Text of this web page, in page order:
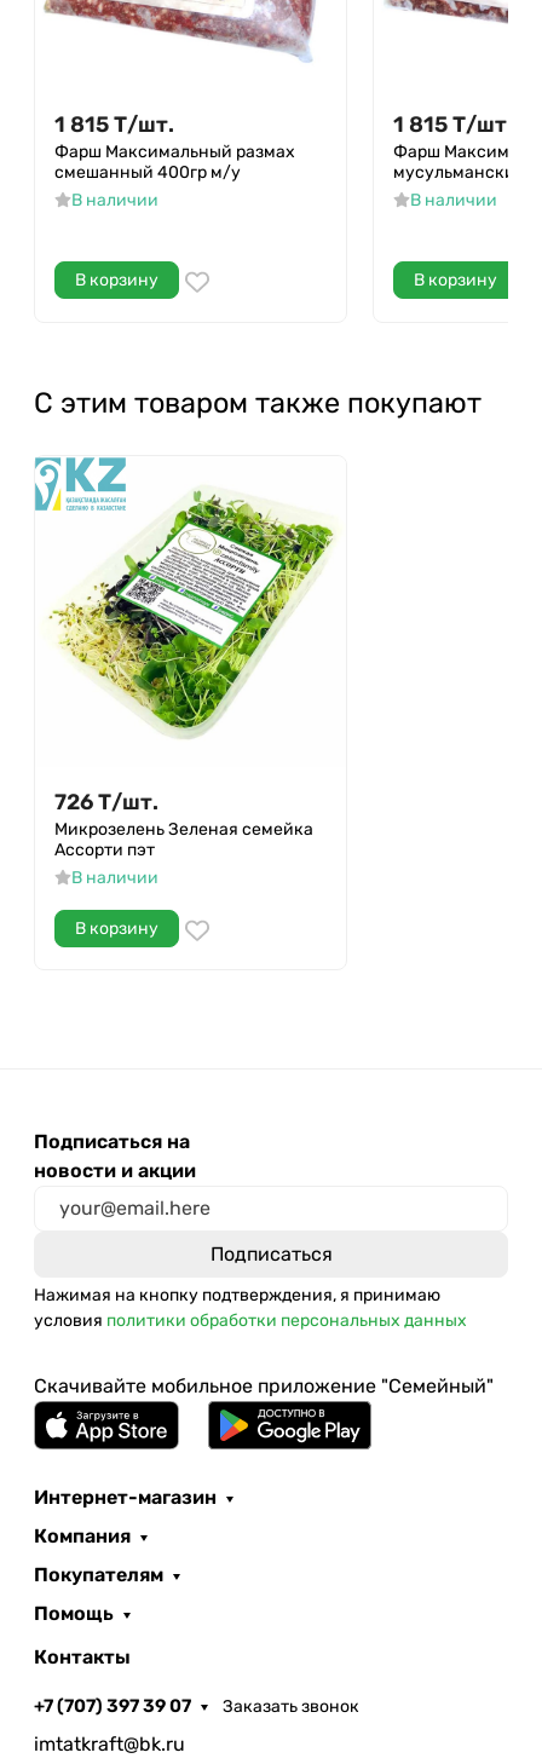
1 815Т/шт.
Фарш Максимальный размах
смешанный 400гр м/у
В наличии
В корзину
1 815Т/шт.
Фарш
мусульманский
В наличии
В корзину
С этим товаром также покупают
726Т/шт.
Микрозелень Зеленая семейка
Ассорти пэт
В наличии
В корзину
Подписаться на
новости и акции
Нажимая на кнопку подтверждения, я принимаю
условия политики обработки персональных данных
Скачивайте мобильное приложение "Семейный"
Интернет-магазин
Компания
Покупателям
Помощь
Контакты
+7 (707) 397 39 07 Заказать звонок
imtatkraft@bk.ru